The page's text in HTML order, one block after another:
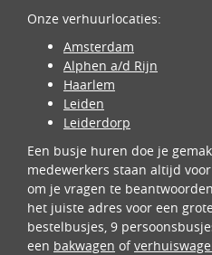
Onze verhuurlocaties:
Amsterdam
Alphen a/d Rijn
Haarlem
Leiden
Leiderdorp
Een busje huren doe je
medewerkers staan altijd
om je vragen te
het juiste adres voor een
bestelbusjes, 9
een bakwagen of